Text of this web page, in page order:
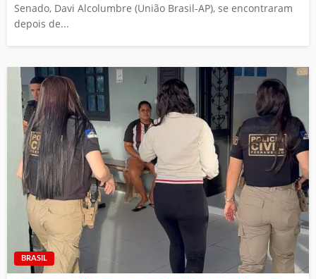
Senado, Davi Alcolumbre (União Brasil-AP), se encontraram
depois de...
BRASIL